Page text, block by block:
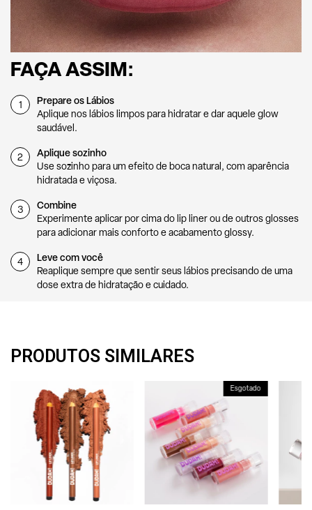
FAÇA ASSIM:
1 Prepare os Lábios
Aplique nos lábios limpos para hidratar e dar aquele glow
saudável.
2 Aplique sozinho
Use sozinho para um efeito de boca natural, com aparência
hidratada e viçosa.
3 Combine
Experimente aplicar por cima do lip liner ou de outros glosses
para adicionar mais conforto e acabamento glossy.
4 Leve com você
Reaplique sempre que sentir seus lábios precisando de uma
dose extra de hidratação e cuidado.
PRODUTOS SIMILARES
Esgotado